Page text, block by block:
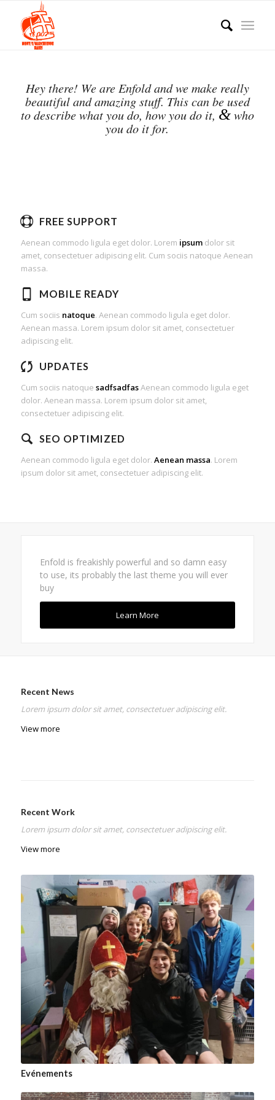
Hey there! We are Enfold and we make really
beautiful and amazing stuff. This can be used
to describe what you do, how you do it, &who
you do it for.
FREE SUPPORT
Aenean commodo ligula eget dolor. Lorem ipsumdolor sit
amet, consectetuer adipiscing elit. Cum sociis natoque Aenean
massa.
MOBILE READY
Cum sociis natoque. Aenean commodo ligula eget dolor.
Aenean massa. Lorem ipsum dolor sit amet, consectetuer
adipiscing elit.
UPDATES
Cum sociis natoque sadfsadfasAenean commodo ligula eget
dolor. Aenean massa. Lorem ipsum dolor sit amet,
consectetuer adipiscing elit.
SEO OPTIMIZED
Aenean commodo ligula eget dolor. Aenean massa. Lorem
ipsum dolor sit amet, consectetuer adipiscing elit.
Enfold is freakishly powerful and so damn easy
to use, its probably the last theme you will ever
buy
Learn More
Recent News
Lorem ipsum dolor sit amet, consectetuer adipiscing elit.
View more
Recent Work
Lorem ipsum dolor sit amet, consectetuer adipiscing elit.
View more
Evénements